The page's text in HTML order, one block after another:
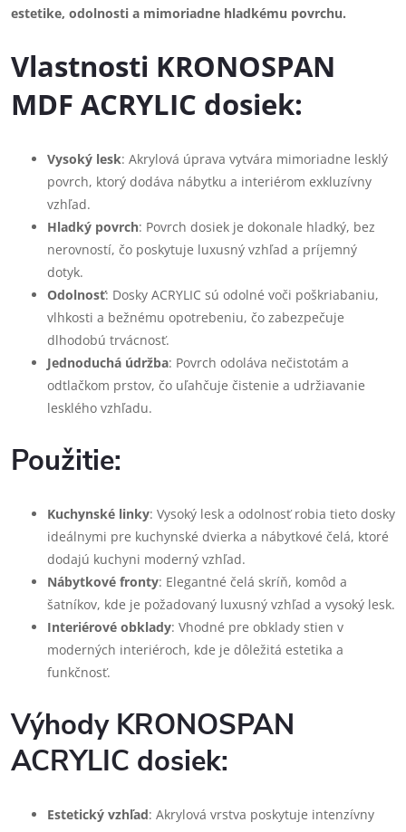
estetike, odolnosti a mimoriadne hladkému povrchu.
Vlastnosti KRONOSPAN
MDF ACRYLIC dosiek:
Vysoký lesk: Akrylová úprava vytvára mimoriadne lesklý
povrch, ktorý dodáva nábytku a interiérom exkluzívny
vzhľad.
Hladký povrch: Povrch dosiek je dokonale hladký, bez
nerovností, čo poskytuje luxusný vzhľad a príjemný
dotyk.
Odolnosť: Dosky ACRYLIC sú odolné voči poškriabaniu,
vlhkosti a bežnému opotrebeniu, čo zabezpečuje
dlhodobú trvácnosť.
Jednoduchá údržba: Povrch odoláva nečistotám a
odtlačkom prstov, čo uľahčuje čistenie a udržiavanie
lesklého vzhľadu.
Použitie:
Kuchynské linky: Vysoký lesk a odolnosť robia tieto dosky
ideálnymi pre kuchynské dvierka a nábytkové čelá, ktoré
dodajú kuchyni moderný vzhľad.
Nábytkové fronty: Elegantné čelá skríň, komôd a
šatníkov, kde je požadovaný luxusný vzhľad a vysoký lesk.
Interiérové obklady: Vhodné pre obklady stien v
moderných interiéroch, kde je dôležitá estetika a
funkčnosť.
Výhody KRONOSPAN
ACRYLIC dosiek:
Estetický vzhľad: Akrylová vrstva poskytuje intenzívny